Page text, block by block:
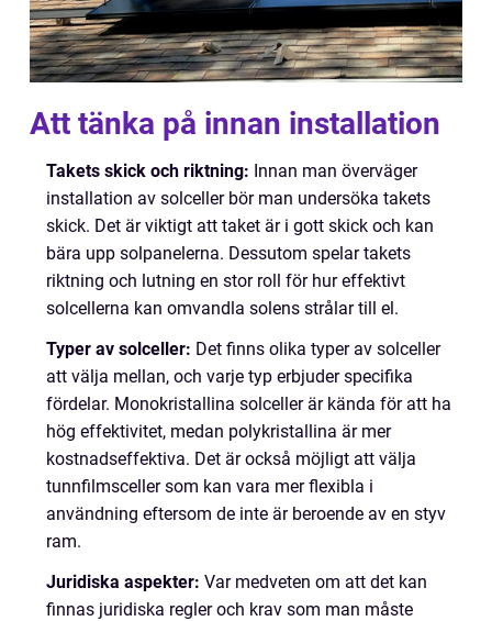
Att tänka på innan installation
Takets skick och riktning: Innan man överväger
installation av solceller bör man undersöka takets
skick. Det är viktigt att taket är i gott skick och kan
bära upp solpanelerna. Dessutom spelar takets
riktning och lutning en stor roll för hur effektivt
solcellerna kan omvandla solens strålar till el.
Typer av solceller: Det finns olika typer av solceller
att välja mellan, och varje typ erbjuder specifika
fördelar. Monokristallina solceller är kända för att ha
hög effektivitet, medan polykristallina är mer
kostnadseffektiva. Det är också möjligt att välja
tunnfilmsceller som kan vara mer flexibla i
användning eftersom de inte är beroende av en styv
ram.
Juridiska aspekter: Var medveten om att det kan
finnas juridiska regler och krav som man måste